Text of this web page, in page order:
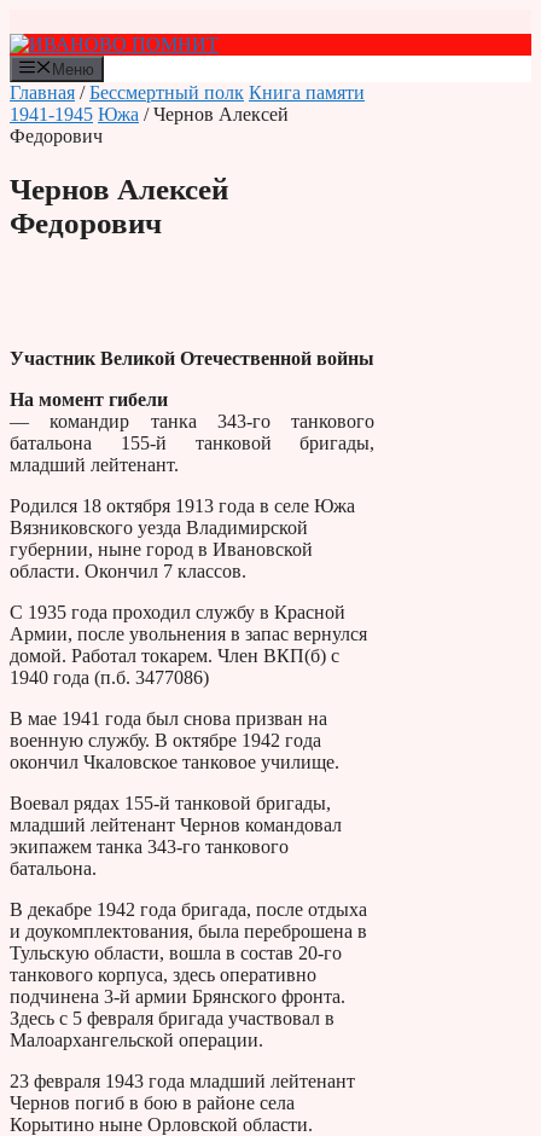
к
содержимому
Меню
Главная /Бессмертный полк Книга памяти
1941-1945 Южа / Чернов Алексей
Федорович
Чернов Алексей
Федорович
Участник Великой Отечественной войны
На момент гибели
— командир танка 343-го танкового
батальона 155-й танковой бригады,
младший лейтенант.
Родился 18 октября 1913 года в селе Южа
Вязниковского уезда Владимирской
губернии, ныне город в Ивановской
области. Окончил 7 классов.
С 1935 года проходил службу в Красной
Армии, после увольнения в запас вернулся
домой. Работал токарем. Член ВКП(б) с
1940 года (п.б. 3477086)
В мае 1941 года был снова призван на
военную службу. В октябре 1942 года
окончил Чкаловское танковое училище.
Воевал рядах 155-й танковой бригады,
младший лейтенант Чернов командовал
экипажем танка 343-го танкового
батальона.
В декабре 1942 года бригада, после отдыха
и доукомплектования, была переброшена в
Тульскую области, вошла в состав 20-го
танкового корпуса, здесь оперативно
подчинена 3-й армии Брянского фронта.
Здесь с 5 февраля бригада участвовал в
Малоархангельской операции.
23 февраля 1943 года младший лейтенант
Чернов погиб в бою в районе села
Корытино ныне Орловской области.